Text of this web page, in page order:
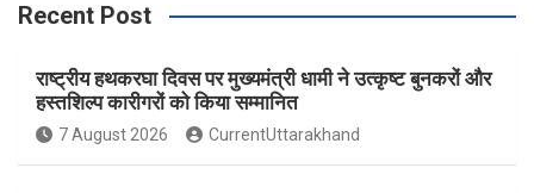
c
e
b
s
t
a
n
t
e
i
t
u
u
Recent Post
राष्ट्रीय हथकरघा दिवस पर मुख्यमंत्री धामी ने उत्कृष्ट बुनकरों और
हस्तशिल्प कारीगरों को किया सम्मानित
7 August 2026 CurrentUttarakhand